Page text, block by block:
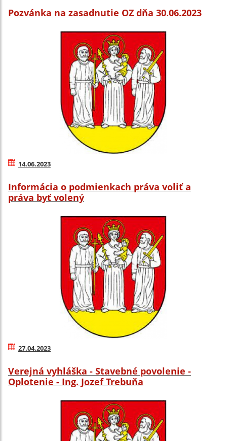
Pozvánka na zasadnutie OZ dňa 30.06.2023
14.06.2023
Informácia o podmienkach práva voliť a
práva byť volený
27.04.2023
Verejná vyhláška - Stavebné povolenie -
Oplotenie - Ing. Jozef Trebuňa